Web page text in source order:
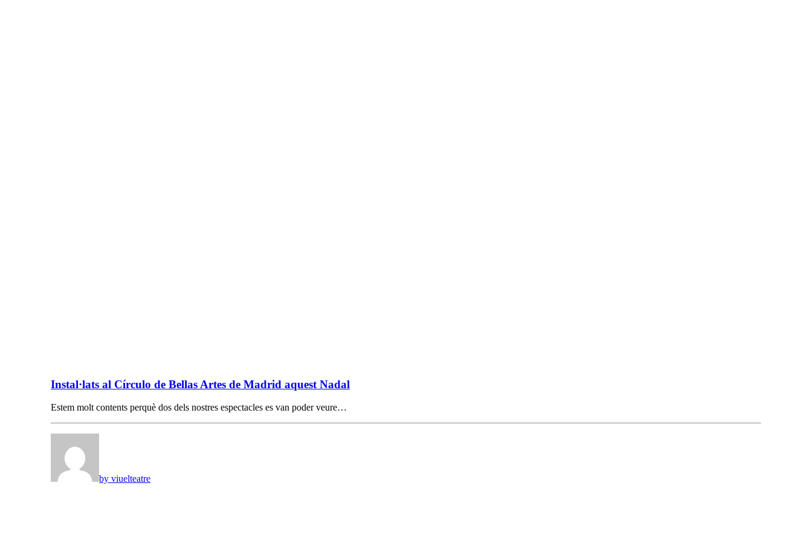
Instal·lats al Círculo de Bellas Artes de Madrid aquest Nadal
Estem molt contents perquè dos dels nostres espectacles es van poder veure…
by viuelteatre